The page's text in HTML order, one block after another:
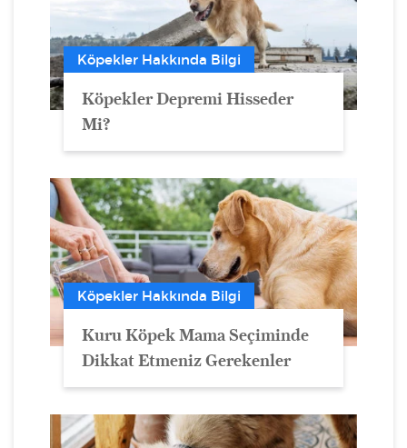
Köpekler Hakkında Bilgi
Köpekler Depremi Hisseder
Mi?
Köpekler Hakkında Bilgi
Kuru Köpek Mama Seçiminde
Dikkat Etmeniz Gerekenler